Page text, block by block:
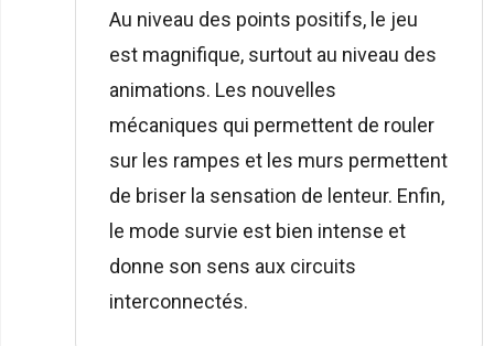
Au niveau des points positifs, le jeu
est magnifique, surtout au niveau des
animations. Les nouvelles
mécaniques qui permettent de rouler
sur les rampes et les murs permettent
de briser la sensation de lenteur. Enfin,
le mode survie est bien intense et
donne son sens aux circuits
interconnectés.